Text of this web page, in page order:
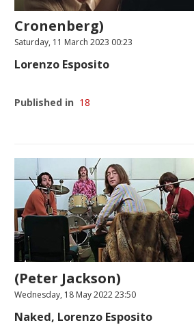
Cronenberg)
Saturday, 11 March 2023 00:23
Lorenzo Esposito
Published in 18
(Peter Jackson)
Wednesday, 18 May 2022 23:50
Naked, Lorenzo Esposito